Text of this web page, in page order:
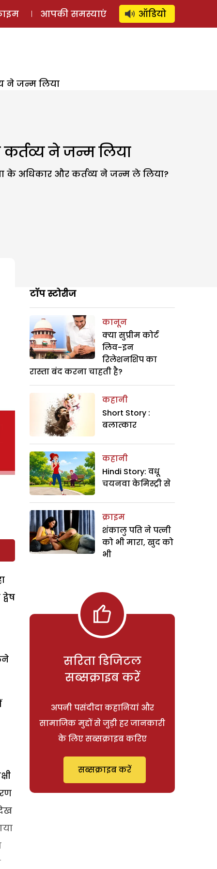
लॉग इन ⚲ SUBSCRIBE
आपकी समस्याएं ऑडियो
ने जन्म लिया
ने जन्म लिया
के अधिकार और कर्तव्य ने जन्म ले लिया?
टॉप स्टोरीज
कानून
क्या सुप्रीम कोर्ट
लिव-इन
रिलेशनशिप का
रास्ता बंद करना चाहती है?
कहानी
Short Story :
बलात्कार
कहानी
Hindi Story: वधू
चयनवा केमिस्ट्री से
क्राइम
शंकालु पति ने पत्नी
को भी मारा, खुद को
भी
सरिता डिजिटल
सब्सक्राइब करें
अपनी पसंदीदा कहानियां और
सामाजिक मुद्दों से जुड़ी हर जानकारी
के लिए सब्सक्राइब करिए
सब्सक्राइब करें